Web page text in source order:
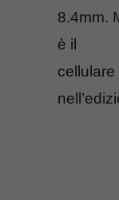
8.4mm.
è il
cellulare